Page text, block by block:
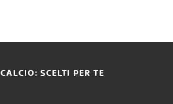
CALCIO: SCELTI PER TE